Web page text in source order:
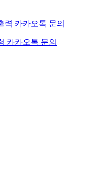
카카오톡 문의